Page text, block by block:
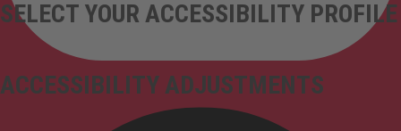
ACCESSIBILITY ADJUSTMENTS
SELECT YOUR ACCESSIBILITY PROFILE